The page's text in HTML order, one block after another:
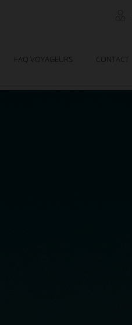
FAQ VOYAGEURS CONTACT